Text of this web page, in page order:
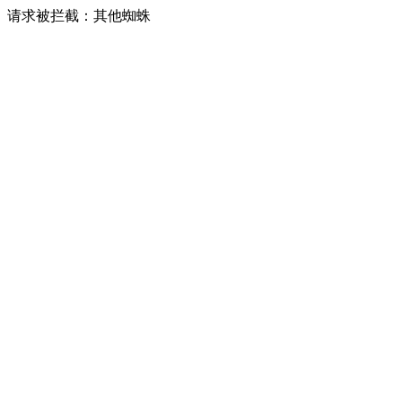
请求被拦截：其他蜘蛛